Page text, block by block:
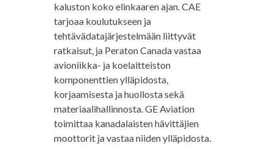
kaluston koko elinkaaren ajan. CAE
tarjoaa koulutukseen ja
tehtävädatajärjestelmään liittyvät
ratkaisut, ja Peraton Canada vastaa
avioniikka- ja koelaitteiston
komponenttien ylläpidosta,
korjaamisesta ja huollosta sekä
materiaalihallinnosta. GE Aviation
toimittaa kanadalaisten hävittäjien
moottorit ja vastaa niiden ylläpidosta.